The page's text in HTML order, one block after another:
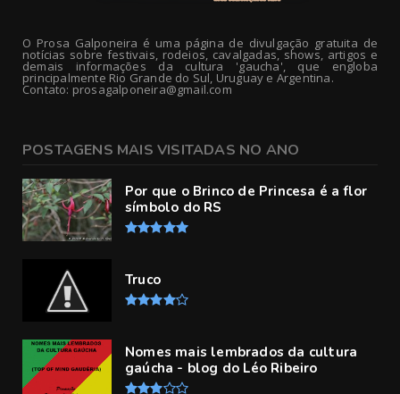
O Prosa Galponeira é uma página de divulgação gratuita de
notícias sobre festivais, rodeios, cavalgadas, shows, artigos e
demais informações da cultura 'gaucha', que engloba
principalmente Rio Grande do Sul, Uruguay e Argentina.
Contato: prosagalponeira@gmail.com
POSTAGENS MAIS VISITADAS NO ANO
Por que o Brinco de Princesa é a flor
símbolo do RS
Truco
Nomes mais lembrados da cultura
gaúcha - blog do Léo Ribeiro